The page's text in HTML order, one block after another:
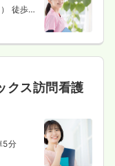
徒歩
クス訪問看護
5分